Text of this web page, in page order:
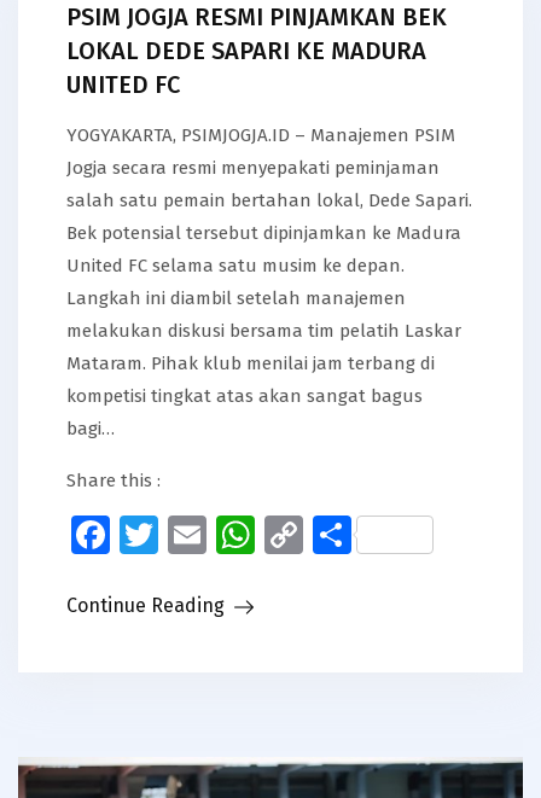
PSIM JOGJA RESMI PINJAMKAN BEK
LOKAL DEDE SAPARI KE MADURA
UNITED FC
YOGYAKARTA, PSIMJOGJA.ID – Manajemen PSIM
Jogja secara resmi menyepakati peminjaman
salah satu pemain bertahan lokal, Dede Sapari.
Bek potensial tersebut dipinjamkan ke Madura
United FC selama satu musim ke depan.
Langkah ini diambil setelah manajemen
melakukan diskusi bersama tim pelatih Laskar
Mataram. Pihak klub menilai jam terbang di
kompetisi tingkat atas akan sangat bagus
bagi…
Share this :
Facebook
Twitter
EmailWhatsApp
CopyShare
Continue Reading